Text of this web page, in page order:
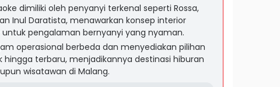
dimiliki oleh penyanyi terkenal seperti Rossa,
Inul Daratista, menawarkan konsep interior
pengalaman bernyanyi yang nyaman.
operasional berbeda dan menyediakan pilihan
hingga terbaru, menjadikannya destinasi hiburan
wisatawan di Malang.